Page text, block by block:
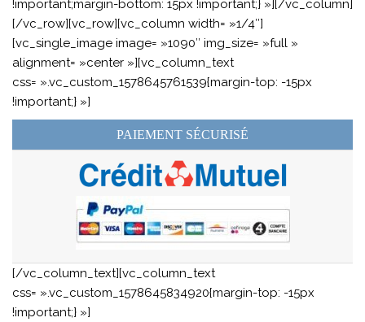
!important;margin-bottom: 15px !important;} »][/vc_column]
[/vc_row][vc_row][vc_column width= »1/4″]
[vc_single_image image= »1090″ img_size= »full »
alignment= »center »][vc_column_text
css= ».vc_custom_1578645761539{margin-top: -15px
!important;} »]
PAIEMENT SÉCURISÉ
[/vc_column_text][vc_column_text
css= ».vc_custom_1578645834920{margin-top: -15px
!important;} »]